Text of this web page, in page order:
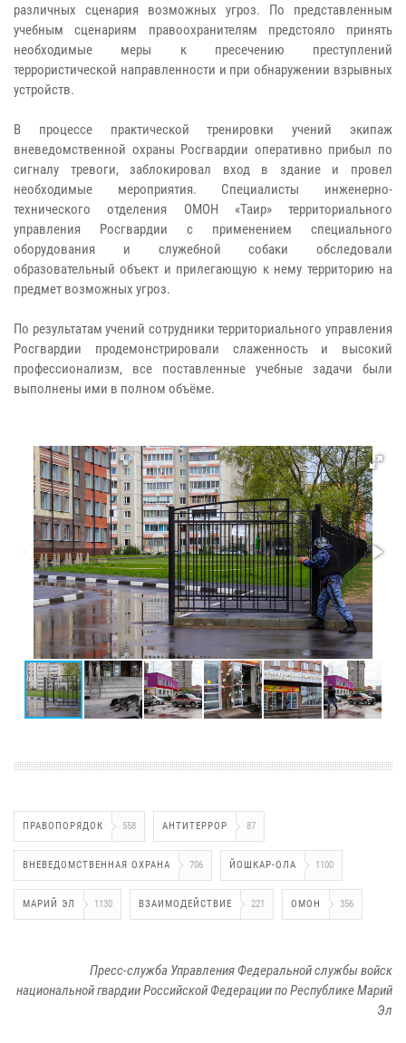
различных сценария возможных угроз. По представленным
учебным сценариям правоохранителям предстояло принять
необходимые меры к пресечению преступлений
террористической направленности и при обнаружении взрывных
устройств.
В процессе практической тренировки учений экипаж
вневедомственной охраны Росгвардии оперативно прибыл по
сигналу тревоги, заблокировал вход в здание и провел
необходимые мероприятия. Специалисты инженерно-
технического отделения ОМОН «Таир» территориального
управления Росгвардии с применением специального
оборудования и служебной собаки обследовали
образовательный объект и прилегающую к нему территорию на
предмет возможных угроз.
По результатам учений сотрудники территориального управления
Росгвардии продемонстрировали слаженность и высокий
профессионализм, все поставленные учебные задачи были
выполнены ими в полном объёме.
ПРАВОПОРЯДОК 558 АНТИТЕРРОР 87
ВНЕВЕДОМСТВЕННАЯ ОХРАНА 706 ЙОШКАР-ОЛА 1100
МАРИЙ ЭЛ 1130 ВЗАИМОДЕЙСТВИЕ 221 ОМОН 356
Пресс-служба Управления Федеральной службы войск
национальной гвардии Российской Федерации по Республике Марий
Эл